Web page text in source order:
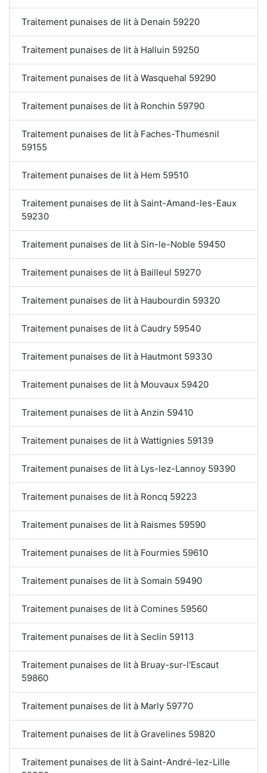
Traitement punaises de lit à Denain 59220
Traitement punaises de lit à Halluin 59250
Traitement punaises de lit à Wasquehal 59290
Traitement punaises de lit à Ronchin 59790
Traitement punaises de lit à Faches-Thumesnil
59155
Traitement punaises de lit à Hem 59510
Traitement punaises de lit à Saint-Amand-les-Eaux
59230
Traitement punaises de lit à Sin-le-Noble 59450
Traitement punaises de lit à Bailleul 59270
Traitement punaises de lit à Haubourdin 59320
Traitement punaises de lit à Caudry 59540
Traitement punaises de lit à Hautmont 59330
Traitement punaises de lit à Mouvaux 59420
Traitement punaises de lit à Anzin 59410
Traitement punaises de lit à Wattignies 59139
Traitement punaises de lit à Lys-lez-Lannoy 59390
Traitement punaises de lit à Roncq 59223
Traitement punaises de lit à Raismes 59590
Traitement punaises de lit à Fourmies 59610
Traitement punaises de lit à Somain 59490
Traitement punaises de lit à Comines 59560
Traitement punaises de lit à Seclin 59113
Traitement punaises de lit à Bruay-sur-l'Escaut
59860
Traitement punaises de lit à Marly 59770
Traitement punaises de lit à Gravelines 59820
Traitement punaises de lit à Saint-André-lez-Lille